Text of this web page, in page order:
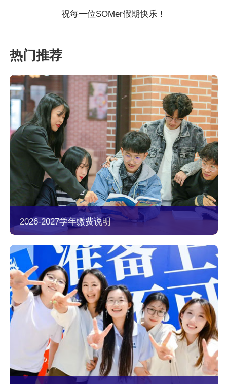
祝每一位SOMer假期快乐！
2026-2027学年缴费说明